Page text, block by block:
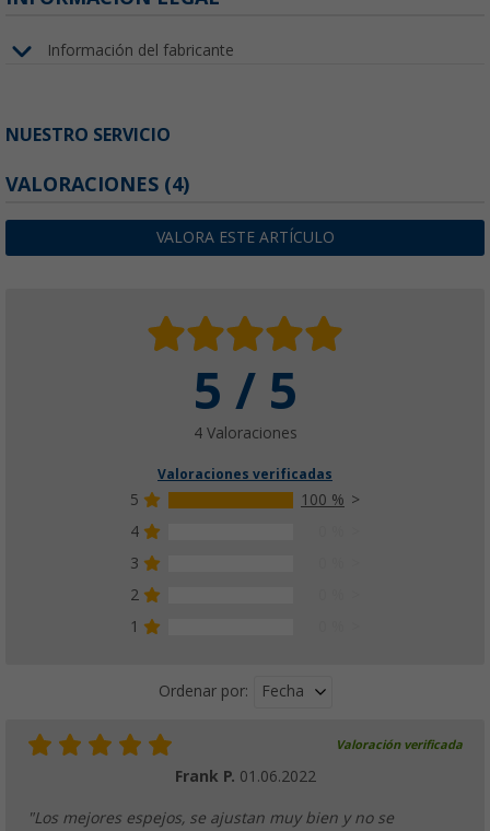
Información del fabricante
NUESTRO SERVICIO
VALORACIONES (4)
VALORA ESTE ARTÍCULO
5 / 5
4 Valoraciones
Valoraciones verificadas
5
100 %
4
3
2
1
Ordenar por: Fecha
Valoración verificada
Frank P. 01.06.2022
"Los mejores espejos, se ajustan muy bien y no se